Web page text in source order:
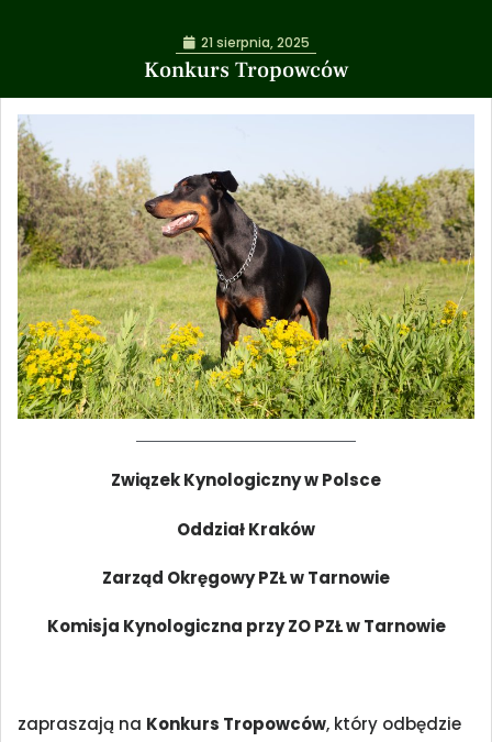
Konkurs Tropowców
21 sierpnia, 2025
Związek Kynologiczny w Polsce
Oddział Kraków
Zarząd Okręgowy PZŁ w Tarnowie
Komisja Kynologiczna przy ZO PZŁ w Tarnowie
zapraszają na Konkurs Tropowców, który odbędzie